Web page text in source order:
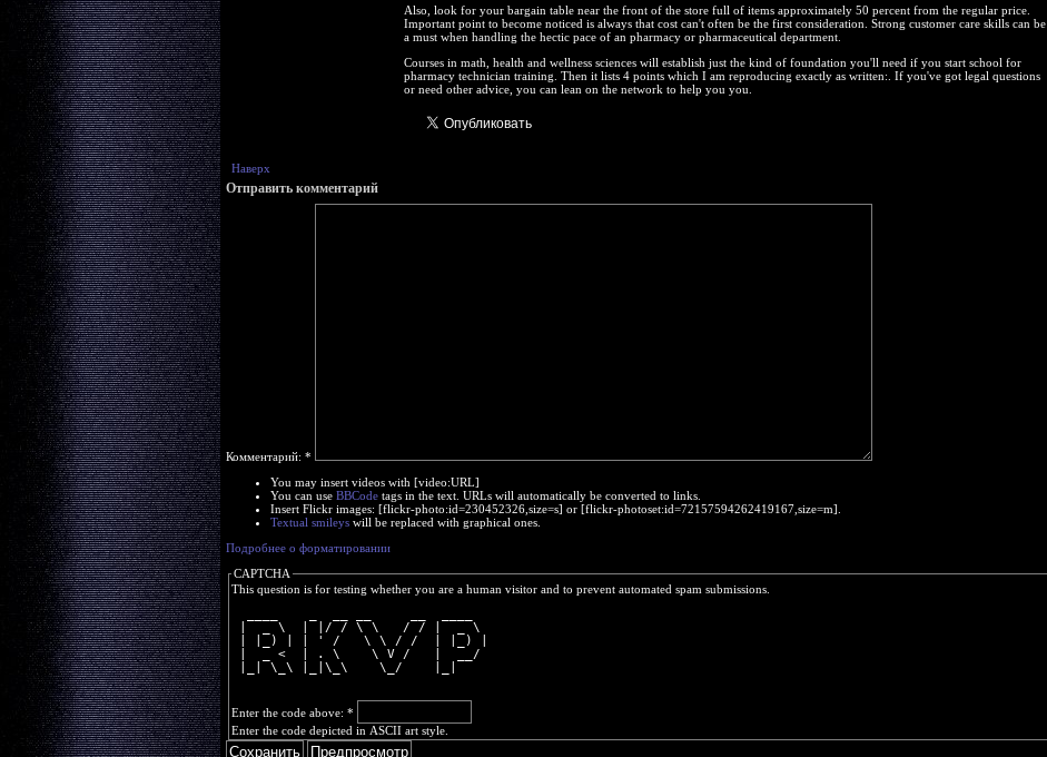
Also, look for your bargain table near the front of the store full of items approximately 50 percent from the regular price.
Important point to become noticed is always that cost can't often be the first consideration. Strong customer care skills can be
a must when handling the hectic pace of an pharmacy or pharmaceutical department.
Courses in math, health and wellness sciences will establish just the kind of foundation you'll need if you start school for
pharmacy technician training. Then it lists 4 points which I am reproducing exactly as written:. If you've got legal questions
or need other advice, you can lean on the network to help you you.
Наверх
Отправить комментарий
Комментарий: *
You may insert videos with [video:URL]
You can use BBCodetags in the text. URLs will automatically be converted to links.
Insert Flickr images: [flickr-photo:id=230452326,size=s] or [flickr-photoset:id=72157594262419167,size=m].
Textual smileyswill be replaced with graphical ones.
Подробнее о форматировании
CAPTCHA
This question is for testing whether you are a human visitor and to prevent automated spam submissions.
|  _ \  | |/ / \ \   / / |  _ \
| |_) | | ' /   \ \ / /  | |_) |
|  _ <  | . \    \ V /   |  __/
|_| \_\ |_|\_\    \_/    |_|
Enter the code above: *
Enter the code depicted in ASCII art style.